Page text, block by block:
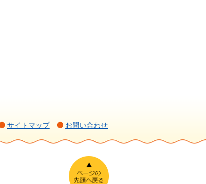
サイトマップ お問い合わせ